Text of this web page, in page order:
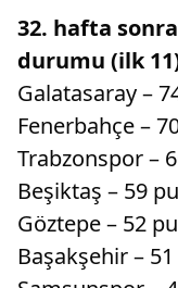
32. hafta
durumu (ilk
Galatasaray –
Fenerbahçe –
Trabzonspor –
Beşiktaş – 59
Göztepe – 52
Başakşehir –